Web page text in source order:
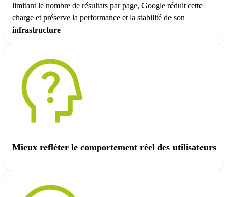
limitant le nombre de résultats par page, Google réduit cette
charge et préserve la performance et la stabilité de son
infrastructure
Mieux refléter le comportement réel des utilisateurs